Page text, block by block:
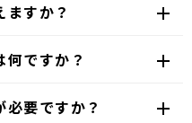
すか？
ですか？
要ですか？